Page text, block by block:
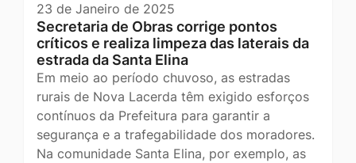
23 de Janeiro de 2025
Secretaria de Obras corrige pontos
críticos e realiza limpeza das laterais da
estrada da Santa Elina
Em meio ao período chuvoso, as estradas
rurais de Nova Lacerda têm exigido esforços
contínuos da Prefeitura para garantir a
segurança e a trafegabilidade dos moradores.
Na comunidade Santa Elina, por exemplo, as